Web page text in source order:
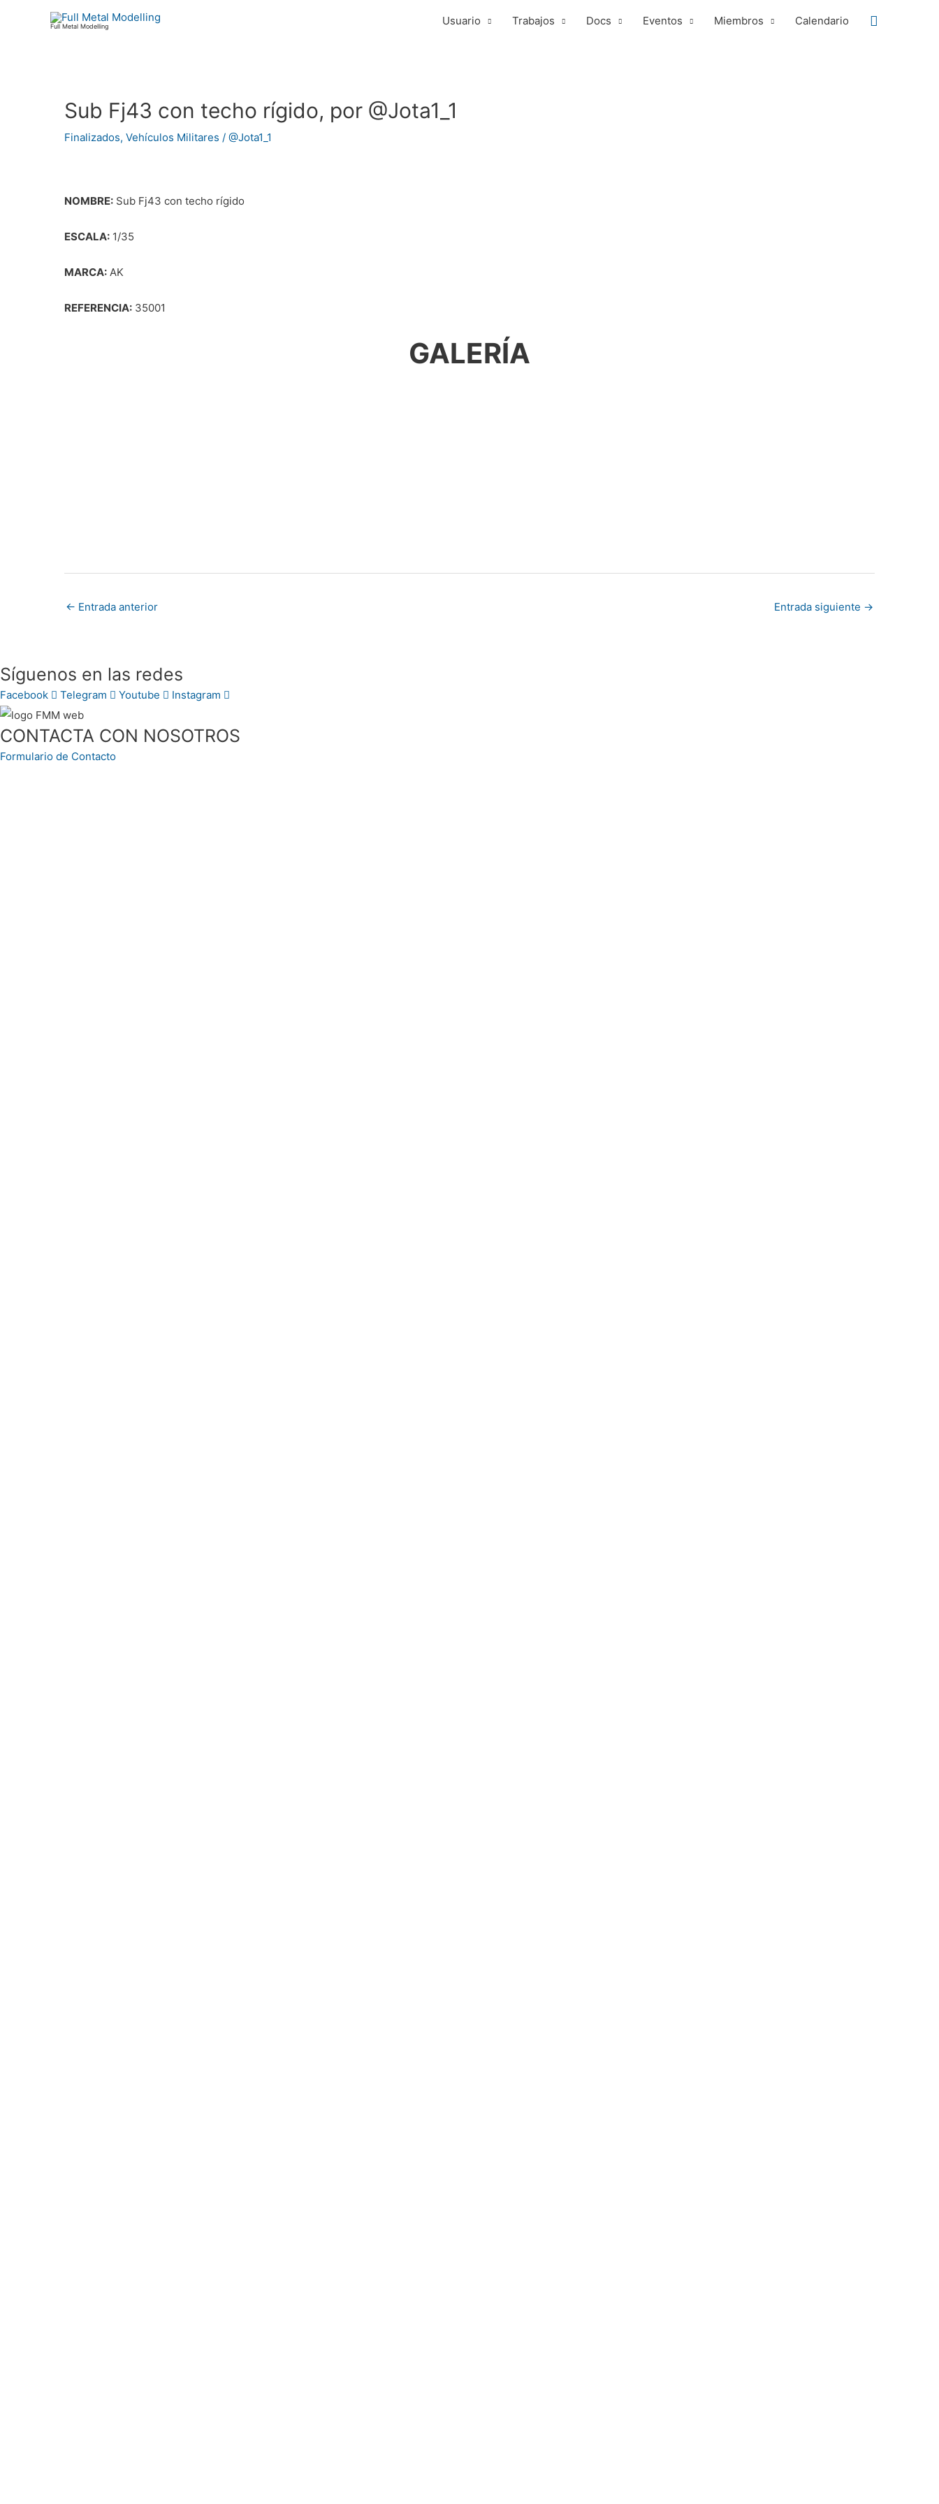
Full Metal Modelling Usuario Trabajos Docs Eventos Miembros Calendario Buscar
Sub Fj43 con techo rígido, por @Jota1_1
Finalizados, Vehículos Militares / @Jota1_1
NOMBRE: Sub Fj43 con techo rígido
ESCALA: 1/35
MARCA: AK
REFERENCIA: 35001
GALERÍA
Navegación
entradas
← Entrada anterior Entrada siguiente →
Síguenos en las redes
Facebook Telegram Youtube Instagram
CONTACTA CON NOSOTROS
Formulario de Contacto